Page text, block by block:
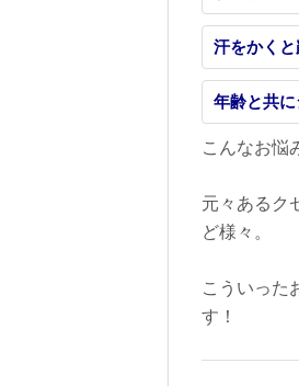
汗をかく
年齢と共
こんなお悩
元々あるク
ど様々。
こういった
す！